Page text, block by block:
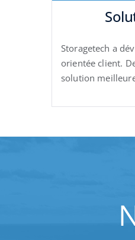
Storagetech a
orientée client.
solution